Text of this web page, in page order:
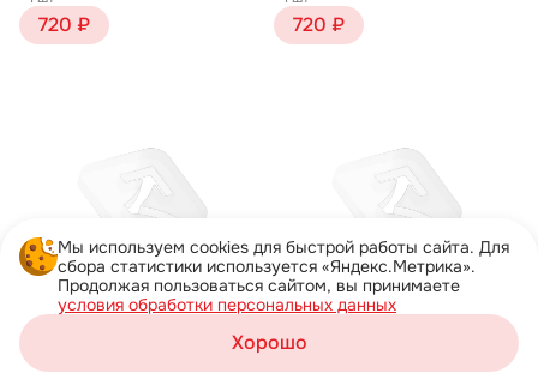
Мы используем cookies для быстрой работы сайта. Для
сбора статистики используется «Яндекс.Метрика».
Продолжая пользоваться сайтом, вы принимаете
условия обработки персональных данных
Хорошо
Каталог Акции Профиль
720 ₽ 720 ₽
Жульен на тонком
750 ₽
1 шт
750 ₽